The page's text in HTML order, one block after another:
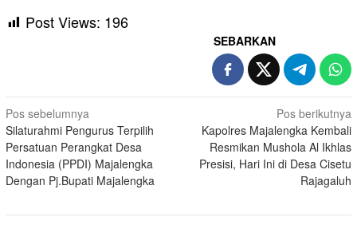
Post Views: 196
SEBARKAN
Navigasi
pos
Pos sebelumnya
Silaturahmi Pengurus Terpilih
Persatuan Perangkat Desa
Indonesia (PPDI) Majalengka
Dengan Pj.Bupati Majalengka
Pos berikutnya
Kapolres Majalengka Kembali
Resmikan Mushola Al Ikhlas
Presisi, Hari Ini di Desa Cisetu
Rajagaluh